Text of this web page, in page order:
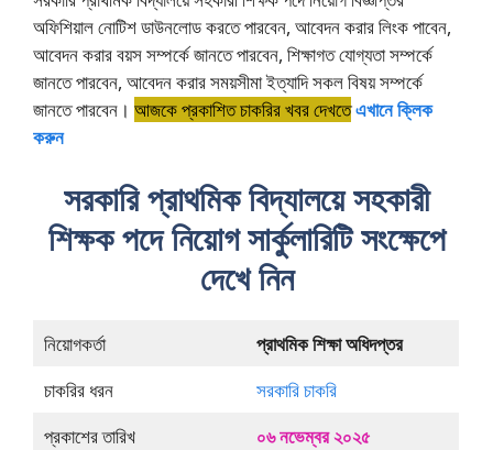
অফিশিয়াল নোটিশ ডাউনলোড করতে পারবেন, আবেদন করার লিংক পাবেন,
আবেদন করার বয়স সম্পর্কে জানতে পারবেন, শিক্ষাগত যোগ্যতা সম্পর্কে
জানতে পারবেন, আবেদন করার সময়সীমা ইত্যাদি সকল বিষয় সম্পর্কে
জানতে পারবেন। আজকে প্রকাশিত চাকরির খবর দেখতেএখানে ক্লিক
করুন
সরকারি প্রাথমিক বিদ্যালয়ে সহকারী
শিক্ষক পদে নিয়োগ সার্কুলারিটি সংক্ষেপে
দেখে নিন
নিয়োগকর্তা
প্রাথমিক শিক্ষা অধিদপ্তর
চাকরির ধরন
সরকারি চাকরি
প্রকাশের তারিখ
০৬ নভেম্বর ২০২৫